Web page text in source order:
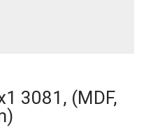
3081, (MDF,